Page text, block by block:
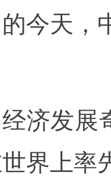
今天，
济发展
界上率